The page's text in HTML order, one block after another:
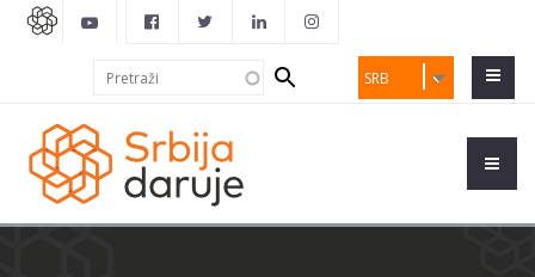
SRB
Search
form